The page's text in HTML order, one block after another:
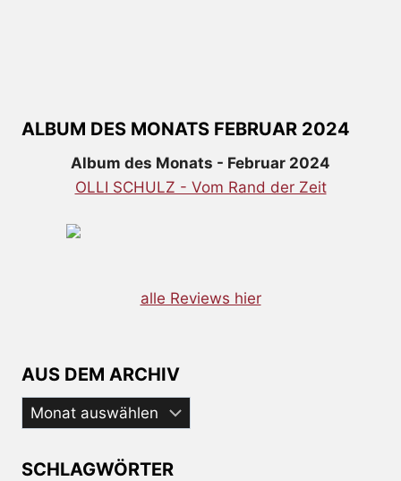
ALBUM DES MONATS FEBRUAR 2024
Album des Monats - Februar 2024
OLLI SCHULZ - Vom Rand der Zeit
alle Reviews hier
AUS DEM ARCHIV
Aus
dem
SCHLAGWÖRTER